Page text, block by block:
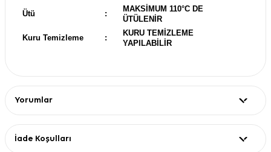
Ütü :
MAKSİMUM 110°C DE
ÜTÜLENİR
Kuru Temizleme :
KURU TEMİZLEME
YAPILABİLİR
Yorumlar
İade Koşulları